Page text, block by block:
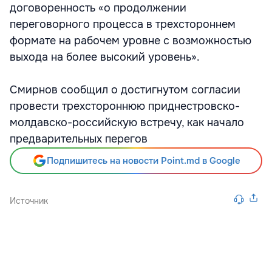
договоренность «о продолжении
переговорного процесса в трехстороннем
формате на рабочем уровне с возможностью
выхода на более высокий уровень».
Смирнов сообщил о достигнутом согласии
провести трехстороннюю приднестровско-
молдавско-российскую встречу, как начало
предварительных перегов
Подпишитесь на новости Point.md в Google
Источник